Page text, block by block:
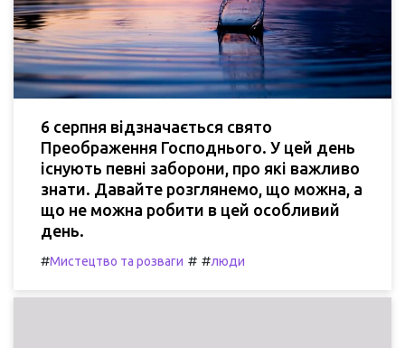
6 серпня відзначається свято
Преображення Господнього. У цей день
існують певні заборони, про які важливо
знати. Давайте розглянемо, що можна, а
що не можна робити в цей особливий
день.
#Мистецтво та розваги # #люди